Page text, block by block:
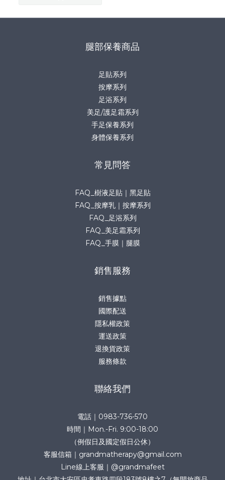
腿部保養商品
足貼系列
按摩系列
足浴系列
美足/護足霜系列
手足保養系列
身體保養系列
常見問答
FAQ_樹液足貼｜黑足貼
FAQ_按摩乳｜按摩系列
FAQ_足浴系列
FAQ_美足霜系列
FAQ_手膜｜腿膜
銷售服務
銷售據點
國際配送
隱私權政策
運送政策
退換貨政策
服務條款
聯絡我們
電話｜0983-736-570
時間｜Mon.-Fri. 9:00-18:00
（例假日及國定假日公休）
客服信箱｜grandmatherapy@gmail.com
Line線上客服｜@grandmafeet